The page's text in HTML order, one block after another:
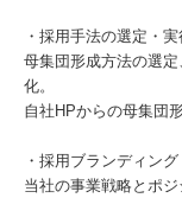
・採用手法の選定・実
母集団形成方法の選
化。
自社HPからの母集団
・採用ブランディン
当社の事業戦略とポ